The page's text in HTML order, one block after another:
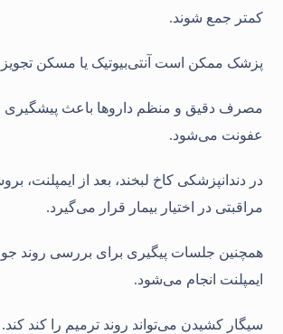
کمتر جمع شوند.
پزشک ممکن است آنتی‌بیوتیک یا مسکن تجویز
مصرف دقیق و منظم داروها باعث پیشگیری
عفونت می‌شود.
در دندانپزشکی کاخ لبخند، بعد از ایمپلنت،
مراقبتی در اختیار بیمار قرار می‌گیرد.
همچنین جلسات پیگیری برای بررسی روند
ایمپلنت انجام می‌شود.
سیگار کشیدن می‌تواند روند ترمیم را کند کند.